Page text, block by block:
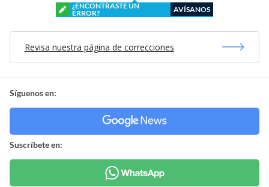
¿ENCONTRASTE UN
ERROR?
AVÍSANOS
Revisa nuestra página de correcciones
Síguenos en:
Suscríbete en: